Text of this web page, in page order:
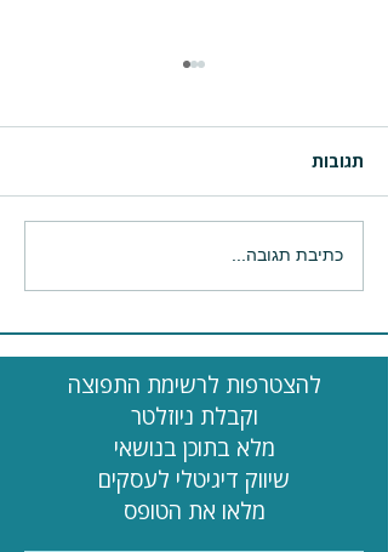
3 טיפים לכתיבה שיווקית
מדויקת יותר בעזרת CHAT
תגובות
כתיבת תגובה...
להצטרפות לרשימת התפוצה
וקבלת ניוזלטר
מלא בתוכן בנושאי
שיווק דיגיטלי לעסקים
מלאו את הטופס